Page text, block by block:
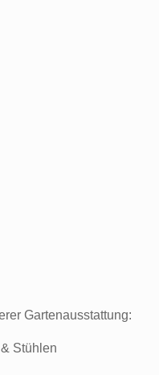
Gartenausstattung:
Stühlen